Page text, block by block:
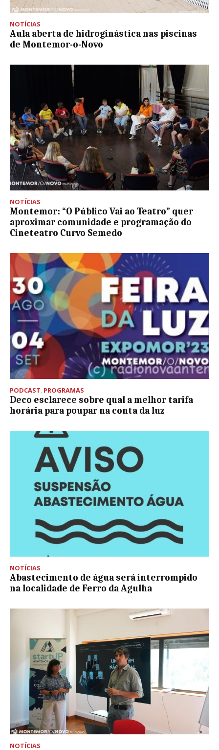
NOTÍCIAS
Aula aberta de hidroginástica nas piscinas
de Montemor-o-Novo
NOTÍCIAS
Montemor: “O Público Vai ao Teatro” quer
aproximar comunidade e programação do
Cineteatro Curvo Semedo
PODCAST PROGRAMAS
Deco esclarece sobre qual a melhor tarifa
horária para poupar na conta da luz
NOTÍCIAS
Abastecimento de água será interrompido
na localidade de Ferro da Agulha
NOTÍCIAS